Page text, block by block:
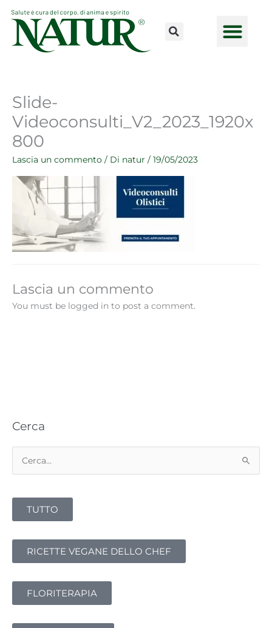
contenuto
Slide-
Videoconsulti_V2_2023_1920x
800
Lascia un commento / Di natur / 19/05/2023
Lascia un commento
You must be logged in to post a comment.
Cerca
r
TUTTO
RICETTE VEGANE DELLO CHEF
FLORITERAPIA